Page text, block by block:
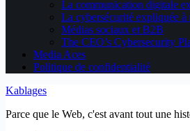
La communication digitale
La cybersécurité expliquée à
Médias sociaux et B2B
The CEO’s Cybersecurity
Media Aces
Politique de confidentialité
Kablages
Parce que le Web, c'est avant tout une